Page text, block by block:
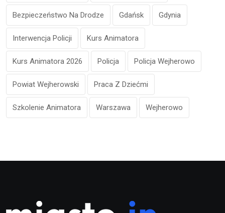
Bezpieczeństwo Na Drodze Gdańsk Gdynia
Interwencja Policji Kurs Animatora
Kurs Animatora 2026 Policja Policja Wejherowo
Powiat Wejherowski Praca Z Dziećmi
Szkolenie Animatora Warszawa Wejherowo